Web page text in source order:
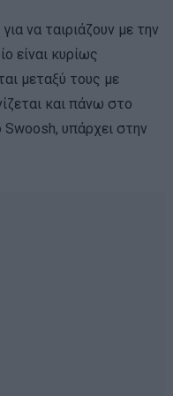
να ταιριάζουν με την
είναι κυρίως
μεταξύ τους με
και πάνω στο
υπάρχει στην